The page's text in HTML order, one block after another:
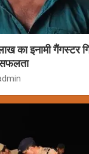
का इनामी गैंगस्टर
सफलता